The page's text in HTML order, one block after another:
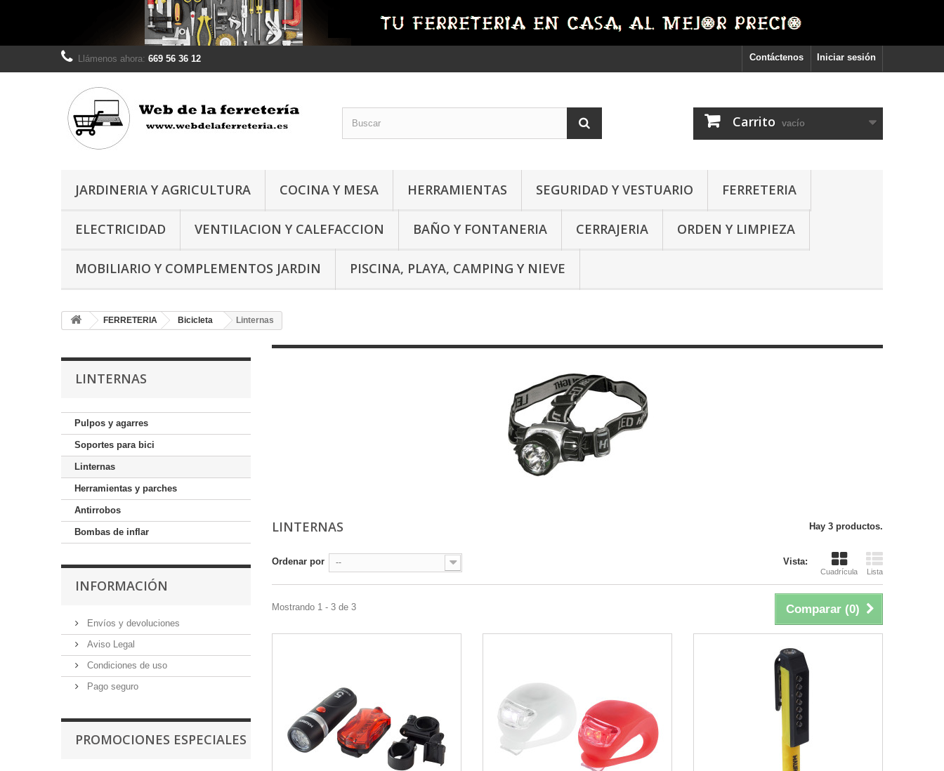
Iniciar sesión
Contáctenos
Llámenos ahora: 669 56 36 12
Carrito vacío
JARDINERIA Y AGRICULTURA COCINA Y MESA HERRAMIENTAS SEGURIDAD Y VESTUARIO FERRETERIA
ELECTRICIDAD VENTILACION Y CALEFACCION BAÑO Y FONTANERIA CERRAJERIA ORDEN Y LIMPIEZA
MOBILIARIO Y COMPLEMENTOS JARDIN PISCINA, PLAYA, CAMPING Y NIEVE
FERRETERIA Bicicleta Linternas
LINTERNAS
Pulpos y agarres
Soportes para bici
Linternas
Herramientas y parches
Antirrobos
Bombas de inflar
INFORMACIÓN
Envíos y devoluciones
Aviso Legal
Condiciones de uso
Pago seguro
PROMOCIONES ESPECIALES
LINTERNAS Hay 3 productos.
Vista:
Cuadrícula Lista
Ordenar por --
Comparar (0)
Mostrando 1 - 3 de 3